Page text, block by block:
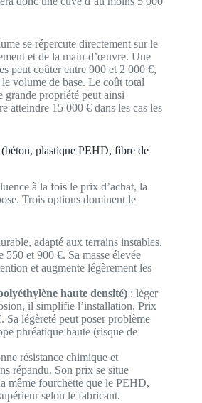
se répercute directement sur le
et de la main-d’œuvre. Une
peut coûter entre 900 et 2 000 €,
volume de base. Le coût total
grande propriété peut ainsi
atteindre 15 000 € dans les cas les
plastique PEHD, fibre de
à la fois le prix d’achat, la
Trois options dominent le
adapté aux terrains instables.
550 et 900 €. Sa masse élevée
et augmente légèrement les
haute densité) : léger
il simplifie l’installation. Prix
Sa légèreté peut poser problème
phréatique haute (risque de
résistance chimique et
répandu. Son prix se situe
même fourchette que le PEHD,
selon le fabricant.